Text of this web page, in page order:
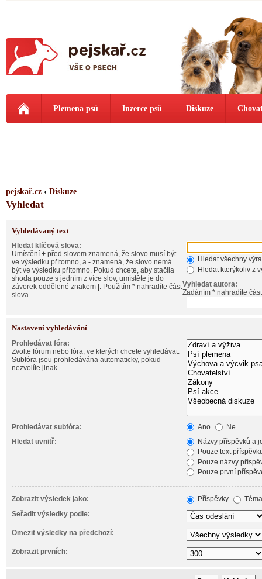
Plemena psů Inzerce psů Diskuze
pejskař.cz ‹ Diskuze
Vyhledat
Vyhledávaný text
Hledat klíčová slova:
Umístění + před slovem znamená, že slovo musí být
ve výsledku přítomno, a - znamená, že slovo nemá
být ve výsledku přítomno. Pokud chcete, aby stačila
shoda pouze s jedním z více slov, umístěte je do
závorek oddělené znakem . Použitím * nahradíte část
slova
Hledat všechny
Hledat kterýkoliv z
Vyhledat autora:
Zadáním * nahradíte
Nastavení vyhledávání
Prohledávat fóra:
Zvolte fórum nebo fóra, ve kterých chcete vyhledávat.
Subfóra jsou prohledávána automaticky, pokud
nezvolíte jinak.
Prohledávat subfóra: Ano
Ne
Hledat uvnitř:
Názvy příspěvků a
Pouze text
Pouze názvy
Pouze první
Zobrazit výsledek jako: Příspěvky
Seřadit výsledky podle:
Omezit výsledky na předchozí:
Zobrazit prvních: